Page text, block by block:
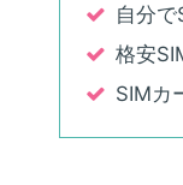
自分
格安
SIMカ